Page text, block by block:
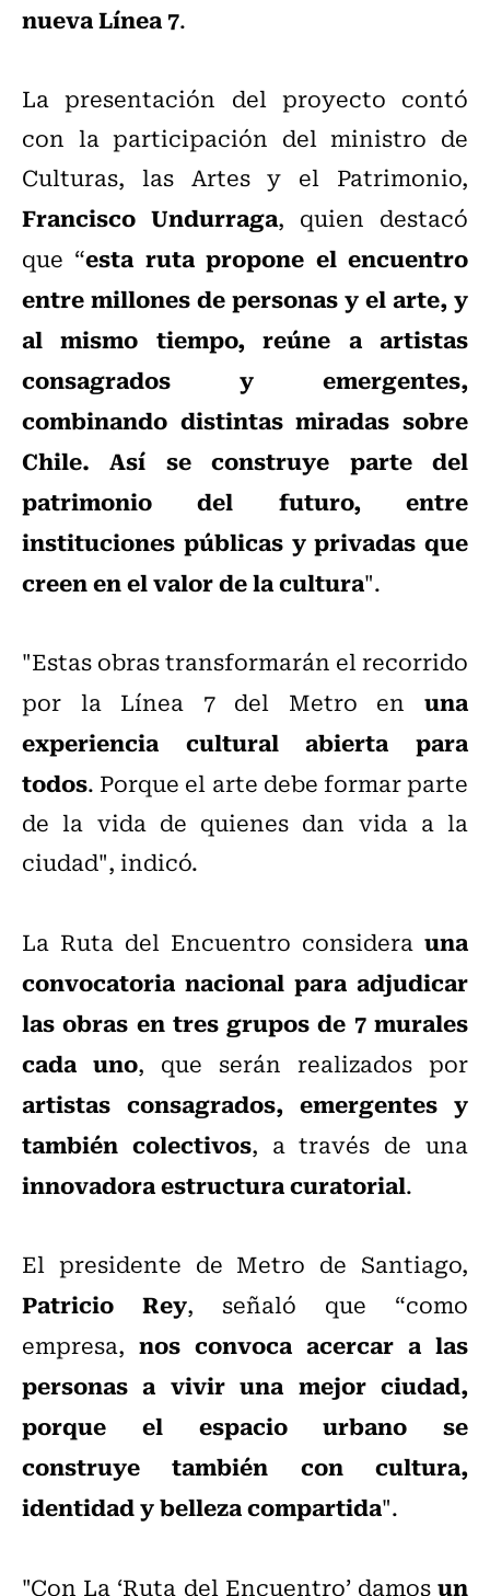
nueva Línea 7.
La presentación del proyecto contó
con la participación del ministro de
Culturas, las Artes y el Patrimonio,
Francisco Undurraga, quien destacó
que “esta ruta propone el encuentro
entre millones de personas y el arte, y
al mismo tiempo, reúne a artistas
consagrados y emergentes,
combinando distintas miradas sobre
Chile. Así se construye parte del
patrimonio del futuro, entre
instituciones públicas y privadas que
creen en el valor de la cultura".
"Estas obras transformarán el recorrido
por la Línea 7 del Metro en una
experiencia cultural abierta para
todos. Porque el arte debe formar parte
de la vida de quienes dan vida a la
ciudad", indicó.
La Ruta del Encuentro considera una
convocatoria nacional para adjudicar
las obras en tres grupos de 7 murales
cada uno, que serán realizados por
artistas consagrados, emergentes y
también colectivos, a través de una
innovadora estructura curatorial.
El presidente de Metro de Santiago,
Patricio Rey, señaló que “como
empresa, nos convoca acercar a las
personas a vivir una mejor ciudad,
porque el espacio urbano se
construye también con cultura,
identidad y belleza compartida".
"Con La ‘Ruta del Encuentro’ damosun